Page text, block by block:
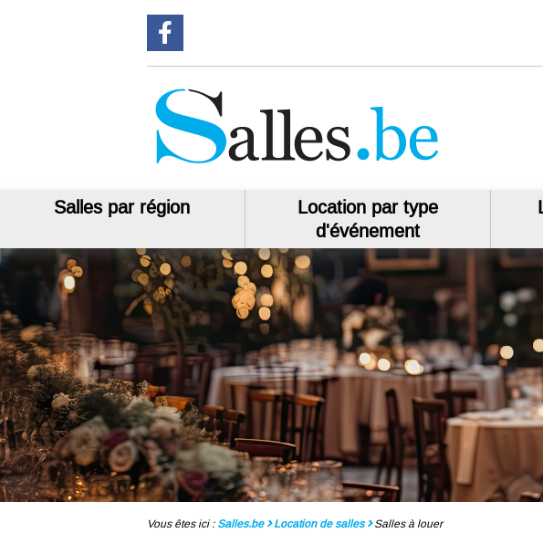
Salles par région
Location par type
d'événement
Vous êtes ici : Salles.be Location de salles Salles à louer